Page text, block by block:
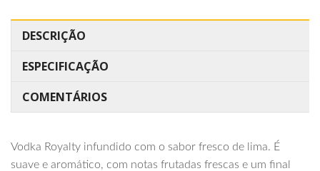
DESCRIÇÃO
ESPECIFICAÇÃO
COMENTÁRIOS
Vodka Royalty infundido com o sabor fresco de lima. É
suave e aromático, com notas frutadas frescas e um final